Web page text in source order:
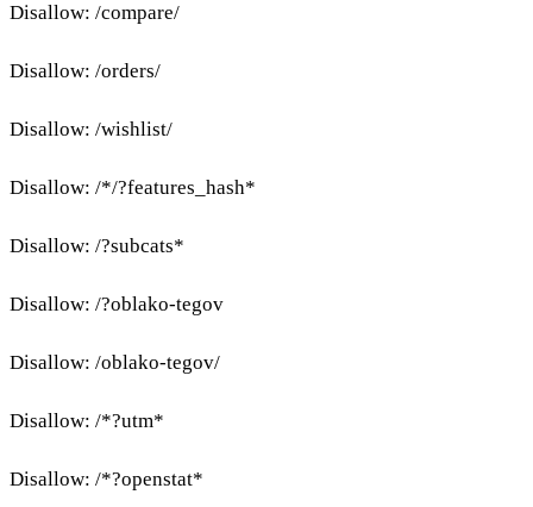
Disallow: /compare/
Disallow: /orders/
Disallow: /wishlist/
Disallow: /*/?features_hash*
Disallow: /?subcats*
Disallow: /?oblako-tegov
Disallow: /oblako-tegov/
Disallow: /*?utm*
Disallow: /*?openstat*